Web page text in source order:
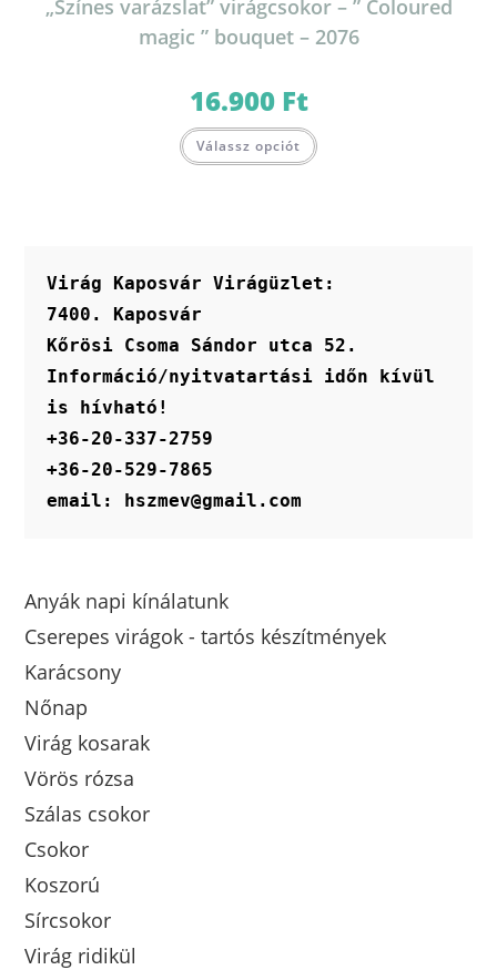
„Színes varázslat” virágcsokor – ” Coloured
magic ” bouquet – 2076
16.900 Ft
Válassz opciót a
termékoldalon
választhatók
Virág Kaposvár Virágüzlet:
7400. Kaposvár
Kőrösi Csoma Sándor utca 52.
Információ/nyitvatartási időn kívül
is hívható!
+36-20-337-2759
+36-20-529-7865
email: hszmev@gmail.com
Anyák napi kínálatunk
Cserepes virágok - tartós készítmények
Karácsony
Nőnap
Virág kosarak
Vörös rózsa
Szálas csokor
Csokor
Koszorú
Sírcsokor
Virág ridikül